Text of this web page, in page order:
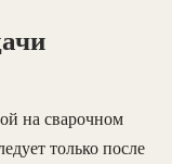
на сварочном
только после